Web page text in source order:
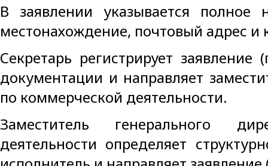
В заявлении указывается полное
местонахождение, почтовый адрес и
Секретарь регистрирует
документации и направляет
по коммерческой деятельности.
Заместитель генерального
деятельности определяет